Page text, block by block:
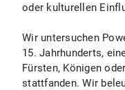
oder kulturellen
Wir untersuchen
15. Jahrhunderts,
Fürsten, Königen
stattfanden. Wir